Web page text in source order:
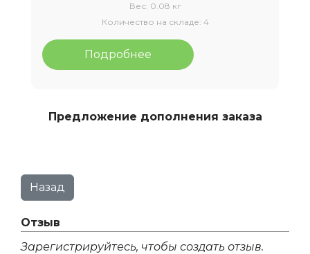
Вес: 0.08 кг
Количество на складе: 4
Подробнее
Предложение дополнения заказа
Отзыв
Зарегистрируйтесь, чтобы создать отзыв.